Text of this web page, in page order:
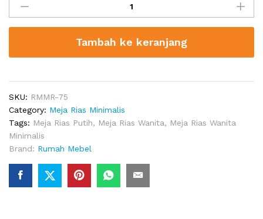
Rias
Minimalis
Putih
quantity
Tambah ke keranjang
SKU: RMMR-75
Category: Meja Rias Minimalis
Tags: Meja Rias Putih, Meja Rias Wanita, Meja Rias Wanita
Minimalis
Brand: Rumah Mebel